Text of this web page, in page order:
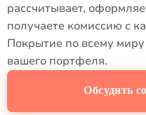
рассчитывает,
получаете комиссию с
Покрытие по всему
вашего портфеля.
Обсудить